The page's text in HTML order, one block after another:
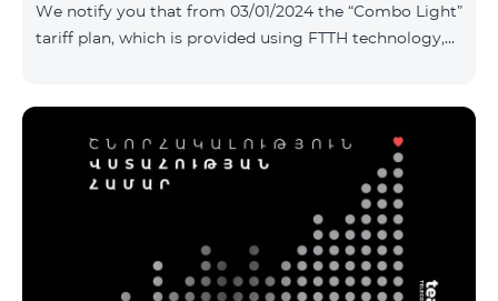
operate starting from 01.04.2024. Existing subscribers
of the m
We notify you that from 03/01/2024 the “Combo Light”
tariff plan, which is provided using FTTH technology,
contact the service center.